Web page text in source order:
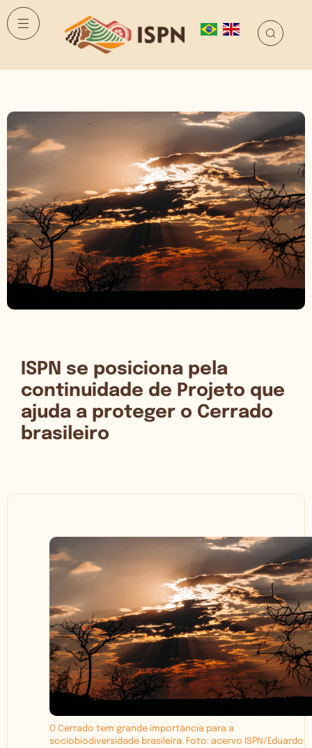
ISPN se posiciona pela
continuidade de Projeto que
ajuda a proteger o Cerrado
brasileiro
O Cerrado tem grande importância para a
sociobiodiversidade brasileira. Foto: acervo ISPN/Eduardo